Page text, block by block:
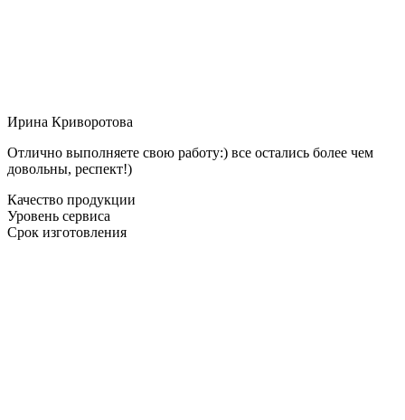
Ирина Криворотова
Отлично выполняете свою работу:) все остались более чем
довольны, респект!)
Качество продукции
Уровень сервиса
Срок изготовления